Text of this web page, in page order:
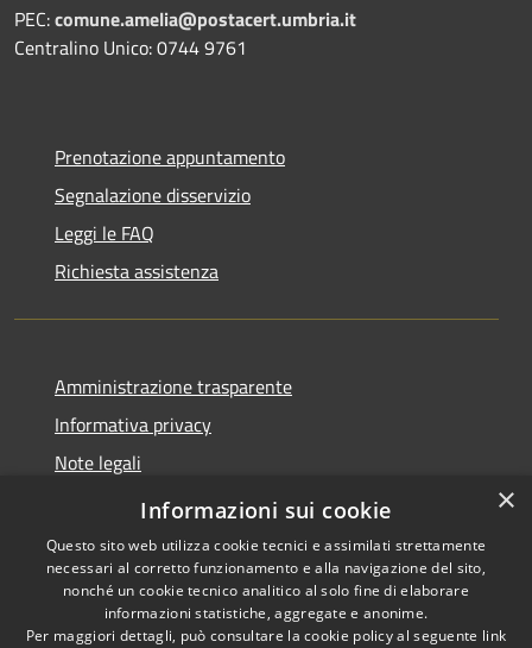
PEC:comune.amelia@postacert.umbria.it
Centralino Unico: 0744 9761
Prenotazione appuntamento
Segnalazione disservizio
Leggi le FAQ
Richiesta assistenza
Amministrazione trasparente
Informativa privacy
Note legali
Dichiarazione di accessibilità
Copyright © 2026 • Comune di
×
Informazioni sui cookie
Questo sito web utilizza cookie tecnici e assimilati strettamente
necessari al corretto funzionamento e alla navigazione del sito,
nonché un cookie tecnico analitico al solo fine di elaborare
informazioni statistiche, aggregate e anonime.
Per maggiori dettagli, può consultare la cookie policy al seguente link